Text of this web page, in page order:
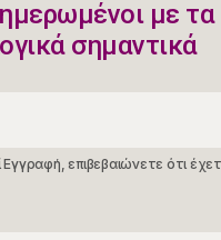
με τα
σημαντικά
επιβεβαιώνετε ότι